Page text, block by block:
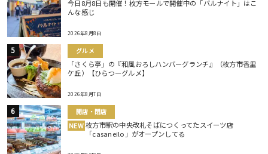
今日8月8日も開催！枚方モールで開催中の「バルナイト」はこ
んな感じ
2026年8月8日
グルメ
「さくら亭」の『和風おろしハンバーグランチ』（枚方市香里
ケ丘）【ひらつーグルメ】
2026年8月7日
開店・閉店
NEW 枚方市駅の中央改札そばにつくってたスイーツ店
「casaneilo」がオープンしてる